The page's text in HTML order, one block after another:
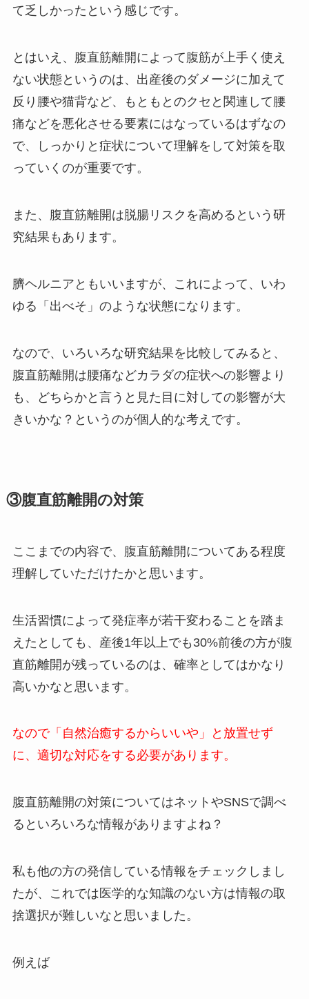
て乏しかったという感じです。
とはいえ、腹直筋離開によって腹筋が上手く使え
ない状態というのは、出産後のダメージに加えて
反り腰や猫背など、もともとのクセと関連して腰
痛などを悪化させる要素にはなっているはずなの
で、しっかりと症状について理解をして対策を取
っていくのが重要です。
また、腹直筋離開は脱腸リスクを高めるという研
究結果もあります。
臍ヘルニアともいいますが、
これによって、いわ
ゆる「出べそ」のような状態になります。
なので、いろいろな研究結果を比較してみると、
腹直筋離開は腰痛などカラダの症状への影響より
も、どちらかと言うと見た目に対しての影響が大
きいかな？というのが個人的な考えです。
③腹直筋離開の対策
ここまでの内容で、腹直筋離開についてある程度
理解していただけたかと思います。
生活習慣によって発症率が若干変わることを踏ま
えたとしても、産後1年以上でも30%前後の方が腹
直筋離開が残っているのは、確率としてはかなり
高いかなと思います。
なので「自然治癒するからいいや」と放置せず
に、適切な対応をする必要があります。
腹直筋離開の対策についてはネットやSNSで調べ
るといろいろな情報がありますよね？
私も他の方の発信している情報をチェックしまし
たが、これでは医学的な知識のない方は情報の取
捨選択が難しいなと思いました。
例えば